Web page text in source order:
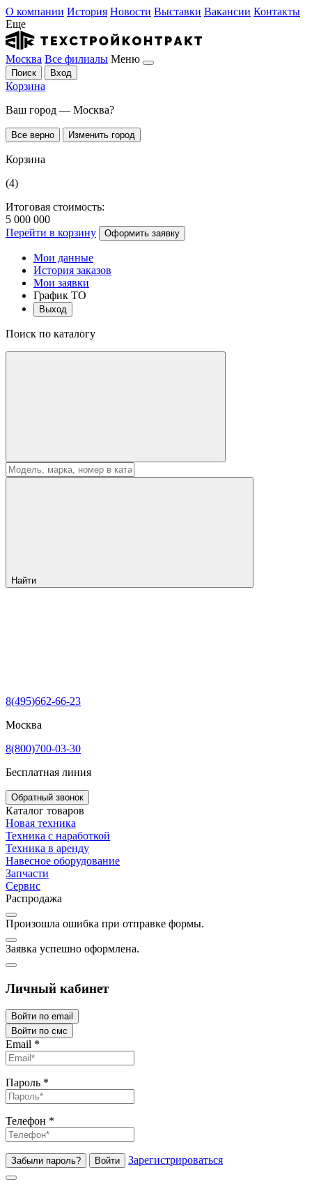
О компании История Новости Выставки Вакансии Контакты
Еще
Москва Все филиалы Меню
Поиск Вход
Корзина
Ваш город — Москва?
Все верно Изменить город
Корзина
(4)
Итоговая стоимость:
5 000 000
Перейти в корзину
Оформить заявку
Мои данные
История заказов
Мои заявки
График ТО
Выход
Поиск по каталогу
Найти
8(495)662-66-23
Москва
8(800)700-03-30
Бесплатная линия
Обратный звонок
Каталог товаров
Новая техника
Техника с наработкой
Техника в аренду
Навесное оборудование
Запчасти
Сервис
Распродажа
Произошла ошибка при отправке формы.
Заявка успешно оформлена.
Личный кабинет
Войти по email
Войти по смс
Email *
Пароль *
Телефон *
Забыли пароль? Войти Зарегистрироваться